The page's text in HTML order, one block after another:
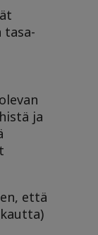
tasa-
ja
että